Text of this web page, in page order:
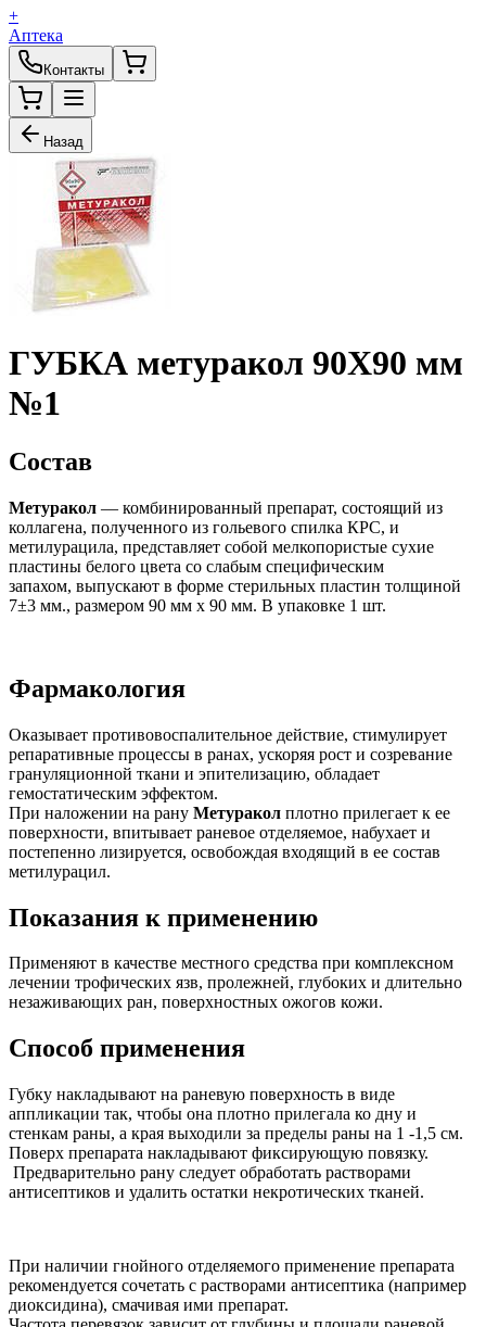
+
Аптека
Контакты
Назад
ГУБКА метуракол 90Х90 мм
№1
Состав
Метуракол — комбинированный препарат, состоящий из
коллагена, полученного из гольевого спилка КРС, и
метилурацила, представляет собой мелкопористые сухие
пластины белого цвета со слабым специфическим
запахом, выпускают в форме стерильных пластин толщиной
7±3 мм., размером 90 мм х 90 мм. В упаковке 1 шт.
Фармакология
Оказывает противовоспалительное действие, стимулирует
репаративные процессы в ранах, ускоряя рост и созревание
грануляционной ткани и эпителизацию, обладает
гемостатическим эффектом.
При наложении на рану Метуракол плотно прилегает к ее
поверхности, впитывает раневое отделяемое, набухает и
постепенно лизируется, освобождая входящий в ее состав
метилурацил.
Показания к применению
Применяют в качестве местного средства при комплексном
лечении трофических язв, пролежней, глубоких и длительно
незаживающих ран, поверхностных ожогов кожи.
Способ применения
Губку накладывают на раневую поверхность в виде
аппликации так, чтобы она плотно прилегала ко дну и
стенкам раны, а края выходили за пределы раны на 1 -1,5 см.
Поверх препарата накладывают фиксирующую повязку.
Предварительно рану следует обработать растворами
антисептиков и удалить остатки некротических тканей.
При наличии гнойного отделяемого применение препарата
рекомендуется сочетать с растворами антисептика (например
диоксидина), смачивая ими препарат.